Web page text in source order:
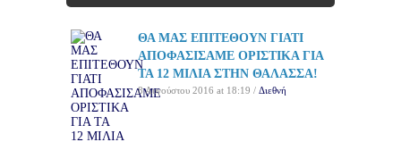
ΘΑ ΜΑΣ ΕΠΙΤΕΘΟΥΝ ΓΙΑΤΙ
ΑΠΟΦΑΣΙΣΑΜΕ ΟΡΙΣΤΙΚΑ ΓΙΑ
ΤΑ 12 ΜΙΛΙΑ ΣΤΗΝ ΘΑΛΑΣΣΑ!
8 Αυγούστου 2016 at 18:19 / Διεθνή